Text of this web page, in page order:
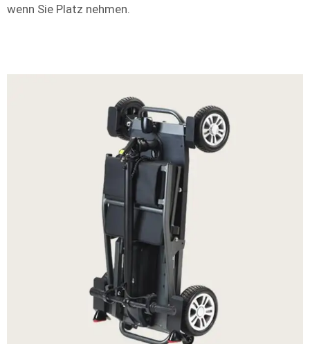
wenn Sie Platz nehmen.